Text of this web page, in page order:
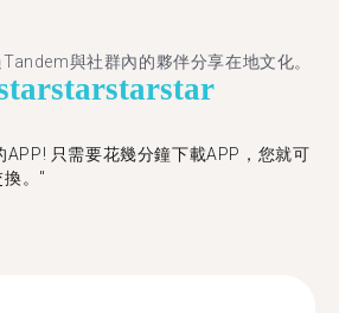
與社群內的夥伴分享在地文化。
starstarstar
只需要花幾分鐘下載APP，您就可
換。"